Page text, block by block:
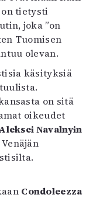
tietysti
joka ”on
Tuomisen
olevan.
käsityksiä
on sitä
oikeudet
Navalnyin
Condoleezza